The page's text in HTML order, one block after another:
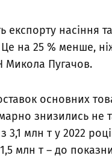
експорту насіння
на 25 % менше,
Микола Пугачов.
основних
знизились не
3,1 млн т у 2022
млн т – до